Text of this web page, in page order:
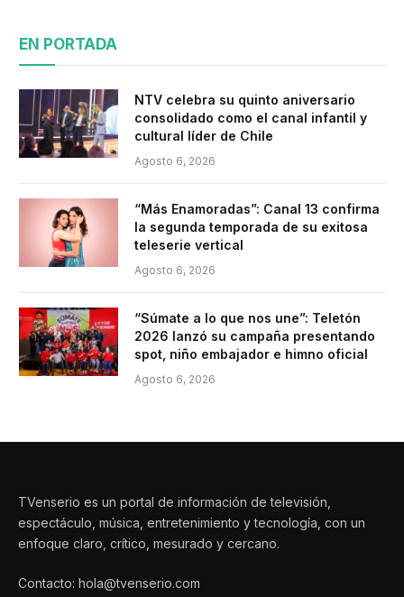
EN PORTADA
NTV celebra su quinto aniversario
consolidado como el canal infantil y
cultural líder de Chile
Agosto 6, 2026
“Más Enamoradas”: Canal 13 confirma
la segunda temporada de su exitosa
teleserie vertical
Agosto 6, 2026
“Súmate a lo que nos une”: Teletón
2026 lanzó su campaña presentando
spot, niño embajador e himno oficial
Agosto 6, 2026
TVenserio es un portal de información de televisión,
espectáculo, música, entretenimiento y tecnología, con un
enfoque claro, crítico, mesurado y cercano.
Contacto: hola@tvenserio.com